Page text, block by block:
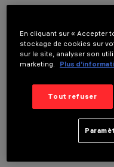
DONNÉES
DERNIÈRE MISE À JOUR:
En cliquant sur « Accepter
stockage de cookies sur
sur le site, analyser son
marketing.
Plus
Tout refuser